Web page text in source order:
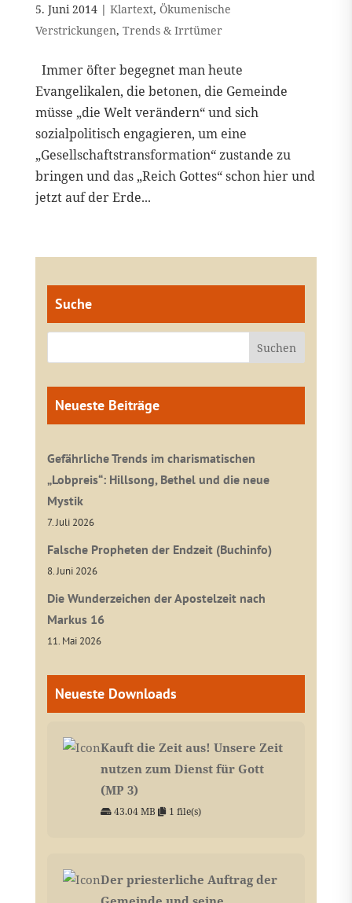
5. Juni 2014| Klartext, Ökumenische
Verstrickungen, Trends & Irrtümer
Immer öfter begegnet man heute
Evangelikalen, die betonen, die Gemeinde
müsse „die Welt verändern“ und sich
sozialpolitisch engagieren, um eine
„Gesellschaftstransformation“ zustande zu
bringen und das „Reich Gottes“ schon hier und
jetzt auf der Erde...
Suche
Neueste Beiträge
Gefährliche Trends im charismatischen
„Lobpreis“: Hillsong, Bethel und die neue
Mystik
7. Juli 2026
Falsche Propheten der Endzeit (Buchinfo)
8. Juni 2026
Die Wunderzeichen der Apostelzeit nach
Markus 16
11. Mai 2026
Neueste Downloads
Kauft die Zeit aus! Unsere Zeit
nutzen zum Dienst für Gott
(MP 3)
43.04 MB 1 file(s)
Der priesterliche Auftrag der